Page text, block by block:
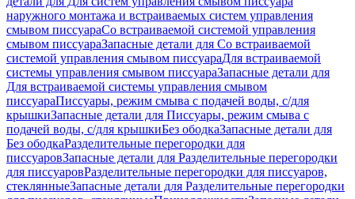
наружного монтажа и встраиваемых систем управления
смывом писсуараСо встраиваемой системой управления
смывом писсуараЗапасные детали для Со встраиваемой
системой управления смывом писсуараДля встраиваемой
системы управления смывом писсуараЗапасные детали для
Для встраиваемой системы управления смывом
писсуараПиссуары, режим смыва с подачей воды, с/для
крышкиЗапасные детали для Писсуары, режим смыва с
подачей воды, с/для крышкиБез ободкаЗапасные детали для
Без ободкаРазделительные перегородки для
писсуаровЗапасные детали для Разделительные перегородки
для писсуаровРазделительные перегородки для писсуаров,
стеклянныеЗапасные детали для Разделительные перегородки